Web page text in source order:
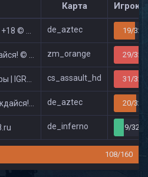
Карта
Public de_aztec 19/32
Show zm_orange 29/32
ツ █ cs_assault_hd 31/32
© Classic de_aztec 20/32
de_inferno 9/32
108/160